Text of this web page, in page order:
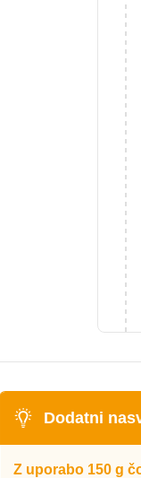
Dodatni
Z uporabo 150 g